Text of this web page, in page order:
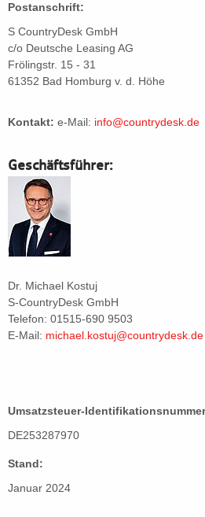
Postanschrift:
S CountryDesk GmbH
c/o Deutsche Leasing AG
Frölingstr. 15 - 31
61352 Bad Homburg v. d. Höhe
Kontakt: e-Mail: info@countrydesk.de
Geschäftsführer:
Dr. Michael Kostuj
S-CountryDesk GmbH
Telefon: 01515-690 9503
E-Mail: michael.kostuj@countrydesk.de
Umsatzsteuer-
DE253287970
Stand:
Januar 2024